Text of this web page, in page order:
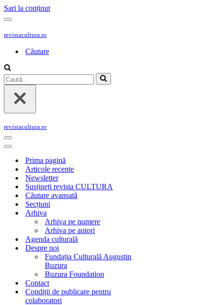
Sari la conținut
Meniu
navigare
revistacultura.ro
Căutare
Caută...
revistacultura.ro
Meniu
de
Meniu
navigarePrima pagină
Articole recente
Newsletter
Susțineți revista CULTURA
Căutare avansată
Secțiuni
Arhiva
Arhiva pe numere
Arhiva pe autori
Agenda culturală
Despre noi
Fundația Culturală Augustin
Buzura
Buzura Foundation
Contact
Condiții de publicare pentru
colaboratori